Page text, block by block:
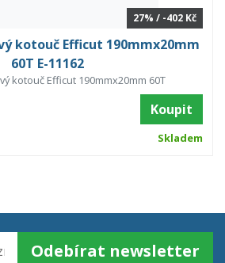
27% / -402 Kč
kotouč Efficut 190mmx20mm
60T E-11162
kotouč Efficut 190mmx20mm 60T
Koupit
Skladem
Odebírat newsletter